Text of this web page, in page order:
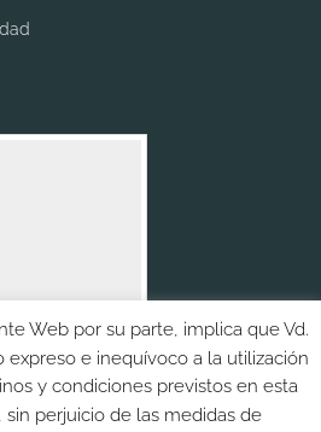
Sig.
Web por su parte, implica que Vd.
e inequívoco a la utilización
y condiciones previstos en esta
sin perjuicio de las medidas de